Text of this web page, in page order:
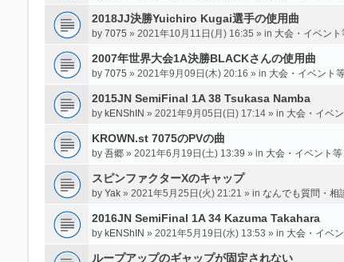
2018JJ決勝Yuichiro Kugai選手の使用曲
by 7075 » 2021年10月11日(月) 16:35 » in 大会・イベン
2007年世界大会1A決勝BLACKさんの使用曲
by 7075 » 2021年9月09日(木) 20:16 » in 大会・イベント
2015JN SemiFinal 1A 38 Tsukasa Namba
by kENShIN » 2021年9月05日(日) 17:14 » in 大会・イベ
KROWN.st 7075のPVの曲
by 吾郷» 2021年6月19日(土) 13:39 » in 大会・イベント
スピンファクターXのキャップ
by Yak» 2021年5月25日(火) 21:21 » in なんでも質問・相
2016JN SemiFinal 1A 34 Kazuma Takahara
by kENShIN » 2021年5月19日(水) 13:53 » in 大会・イベ
ループアップのギャップが固定されない